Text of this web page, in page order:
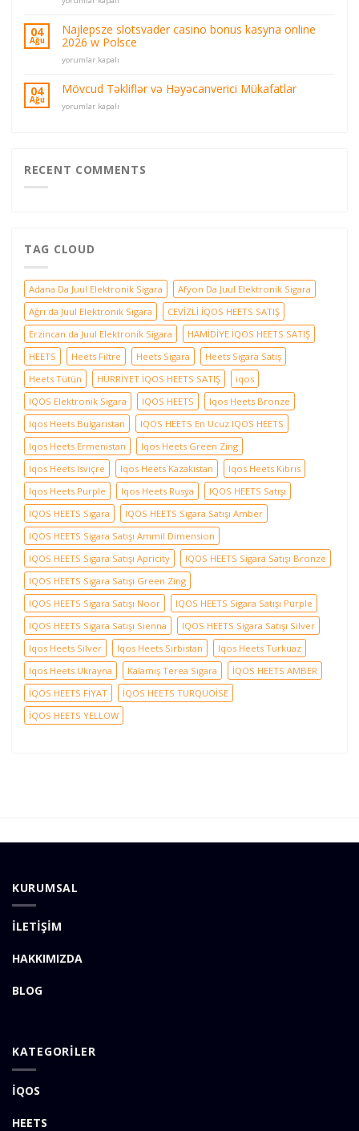
Oson
Ro'yxatdan
o'tish
için
com
bónus,
mesas
ao
e
slots.
için
04
Ağu
Najlepsze slotsvader casino bonus kasyna online
2026 w Polsce
Najlepsze
casino
bonus
kasyna
için
yorumlar kapalı
04
Ağu
Mövcud Təkliflər və Həyəcanverici Mükafatlar
Mövcud
için
yorumlar kapalı
RECENT COMMENTS
TAG CLOUD
Adana Da Juul Elektronik Sigara
Afyon Da Juul Elektronik Sigara
Ağrı da Juul Elektronik Sigara
CEVİZLİ İQOS HEETS SATIŞ
Erzincan da Juul Elektronik Sigara
HAMİDİYE İQOS HEETS SATIŞ
HEETS
Heets Filtre Heets Sigara
Heets Sigara Satış
Heets Tütün
HÜRRİYET İQOS HEETS SATIŞ
iqos
IQOS Elektronik Sigara
IQOS HEETS
Iqos Heets Bronze
Iqos Heets Bulgaristan
IQOS HEETS En Ucuz IQOS HEETS
Iqos Heets Ermenistan
Iqos Heets Green Zing
Iqos Heets Isviçre
Iqos Heets Kazakistan
Iqos Heets Kıbrıs
Iqos Heets Purple
Iqos Heets Rusya
IQOS HEETS Satışı
IQOS HEETS Sigara
IQOS HEETS Sigara Satışı Amber
IQOS HEETS Sigara Satışı Ammil Dimension
IQOS HEETS Sigara Satışı Apricity
IQOS HEETS Sigara Satışı Bronze
IQOS HEETS Sigara Satışı Green Zing
IQOS HEETS Sigara Satışı Noor
IQOS HEETS Sigara Satışı Purple
IQOS HEETS Sigara Satışı Sienna
IQOS HEETS Sigara Satışı Silver
Iqos Heets Silver
Iqos Heets Sırbistan
Iqos Heets Turkuaz
Iqos Heets Ukrayna
Kalamış Terea Sigara
İQOS HEETS AMBER
İQOS HEETS FİYAT
İQOS HEETS TURQUOİSE
İQOS HEETS YELLOW
KURUMSAL
İLETİŞİM
HAKKIMIZDA
BLOG
KATEGORİLER
İQOS
HEETS